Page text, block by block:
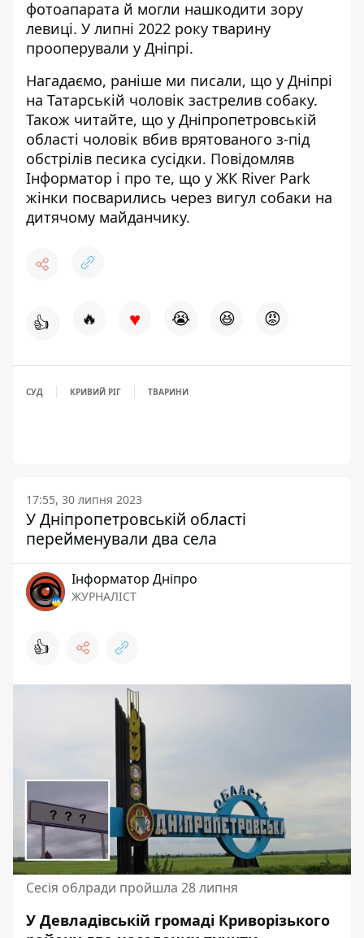
фотоапарата й могли нашкодити зору
левиці. У липні 2022 року тварину
прооперували у Дніпрі.
Нагадаємо, раніше ми писали, що у Дніпрі
на Татарській чоловік застрелив собаку.
Також читайте, що у Дніпропетровській
області чоловік вбив врятованого з-під
обстрілів песика сусідки. Повідомляв
Інформатор і про те, що у ЖК River Park
жінки посварились через вигул собаки на
дитячому майданчику.
👍 🔥 ♥ 😭 😆 😡
СУД КРИВИЙ РІГ ТВАРИНИ
17:55, 30 липня 2023
У Дніпропетровській області
перейменували два села
Інформатор Дніпро
ЖУРНАЛІСТ
👍
Сесія облради пройшла 28 липня
У Девладівській громаді Криворізького